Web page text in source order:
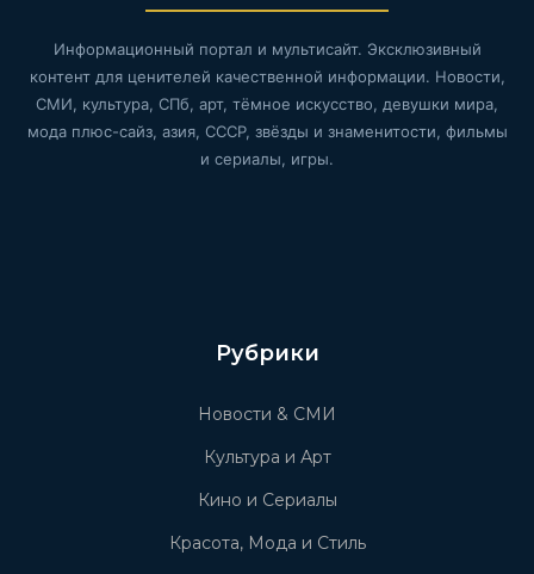
Информационный портал и мультисайт. Эксклюзивный
контент для ценителей качественной информации. Новости,
СМИ, культура, СПб, арт, тёмное искусство, девушки мира,
мода плюс-сайз, азия, СССР, звёзды и знаменитости, фильмы
и сериалы, игры.
Рубрики
Новости & СМИ
Культура и Арт
Кино и Сериалы
Красота, Мода и Стиль